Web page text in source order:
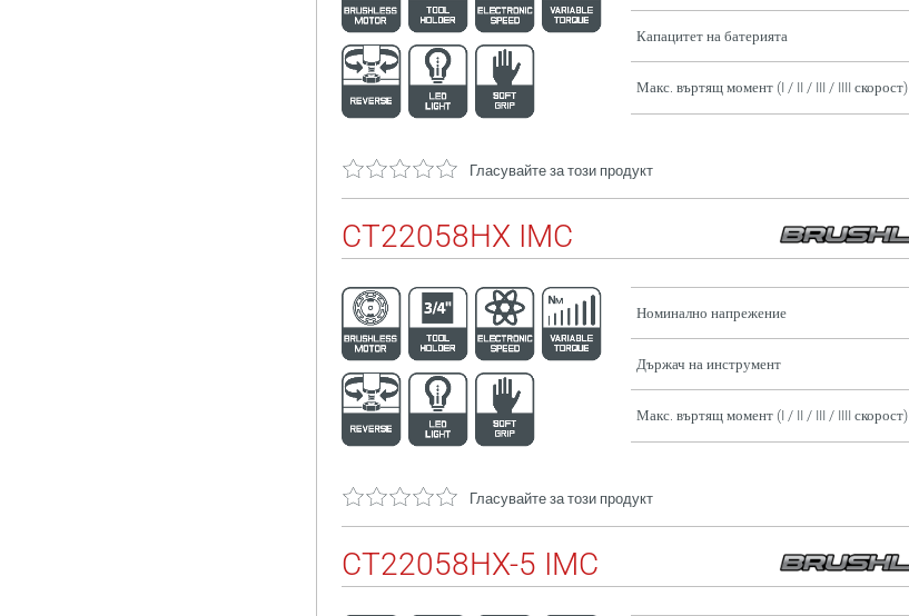
Капацитет на батерията
Макс. въртящ момент (I / II / III / IIII скорост)
Гласувайте за този продукт
CT22058HX IMC
Номинално напрежение
Държач на инструмент
Макс. въртящ момент (I / II / III / IIII скорост)
Гласувайте за този продукт
CT22058HX-5 IMC